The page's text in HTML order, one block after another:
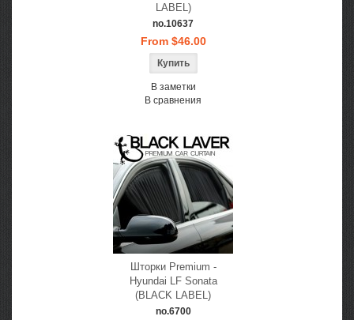
LABEL)
no.10637
From $46.00
В заметки
В сравнения
Шторки Premium -
Hyundai LF Sonata
(BLACK LABEL)
no.6700